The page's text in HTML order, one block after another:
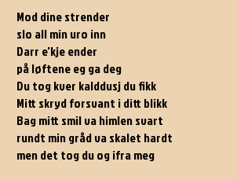
Mod dine strender
slo all min uro inn
Darr e'kje ender
på løftene eg ga deg
Du tog kver kalddusj du fikk
Mitt skryd forsvant i ditt blikk
Bag mitt smil va himlen svart
rundt min gråd va skalet hardt
men det tog du og ifra meg